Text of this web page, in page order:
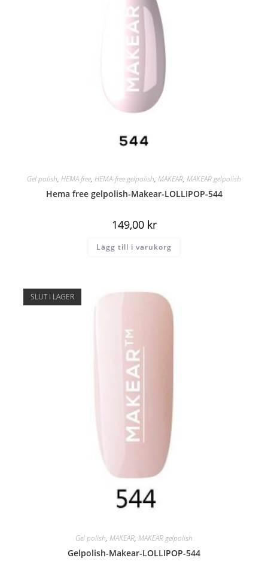
Gel polish, HEMA free, HEMA-free gelpolish, MAKEAR, MAKEAR gelpolish
Hema free gelpolish-Makear-LOLLIPOP-544
149,00 kr
Lägg till i varukorg
SLUT I LAGER
Gel polish, MAKEAR, MAKEAR gelpolish
Gelpolish-Makear-LOLLIPOP-544